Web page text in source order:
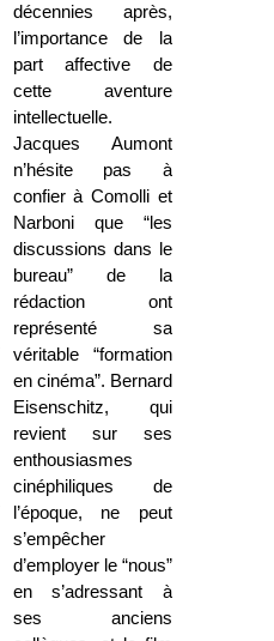
décennies après,
l’importance de la
part affective de
cette aventure
intellectuelle.
Jacques Aumont
n’hésite pas à
confier à Comolli et
Narboni que “les
discussions dans le
bureau” de la
rédaction ont
représenté sa
véritable “formation
en cinéma”. Bernard
Eisenschitz, qui
revient sur ses
enthousiasmes
cinéphiliques de
l’époque, ne peut
s’empêcher
d’employer le “nous”
en s’adressant à
ses anciens